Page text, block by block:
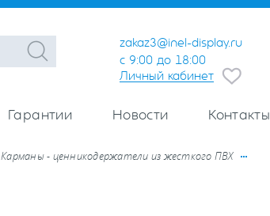
zakaz3@inel-display.ru
с 9:00 до 18:00
Личный кабинет
Гарантии Новости Контакты
Карманы - ценникодержатели из жесткого ПВХ